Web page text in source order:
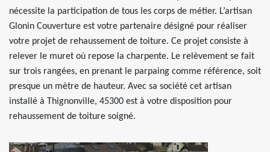
nécessite la participation de tous les corps de métier. L’artisan
Glonin Couverture est votre partenaire désigné pour réaliser
votre projet de rehaussement de toiture. Ce projet consiste à
relever le muret où repose la charpente. Le relèvement se fait
sur trois rangées, en prenant le parpaing comme référence, soit
presque un mètre de hauteur. Avec sa société cet artisan
installé à Thignonville, 45300 est à votre disposition pour
rehaussement de toiture soigné.